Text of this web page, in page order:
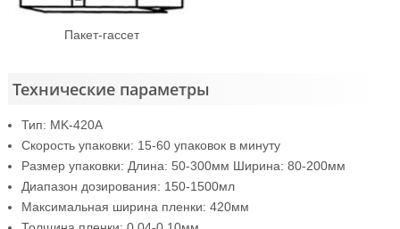
Пакет-гассет
Технические параметры
Тип: MK-420A
Скорость упаковки: 15-60 упаковок в минуту
Размер упаковки: Длина: 50-300мм Ширина: 80-200мм
Диапазон дозирования: 150-1500мл
Максимальная ширина пленки: 420мм